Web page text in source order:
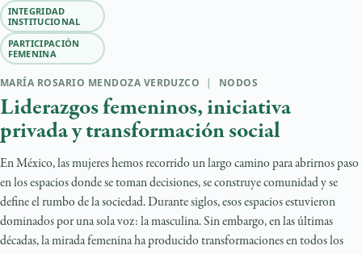
INTEGRIDAD
INSTITUCIONAL
PARTICIPACIÓN
FEMENINA
MARÍA ROSARIO MENDOZA VERDUZCO | NODOS
Liderazgos femeninos, iniciativa
privada y transformación social
En México, las mujeres hemos recorrido un largo camino para abrirnos paso
en los espacios donde se toman decisiones, se construye comunidad y se
define el rumbo de la sociedad. Durante siglos, esos espacios estuvieron
dominados por una sola voz: la masculina. Sin embargo, en las últimas
décadas, la mirada femenina ha producido transformaciones en todos los